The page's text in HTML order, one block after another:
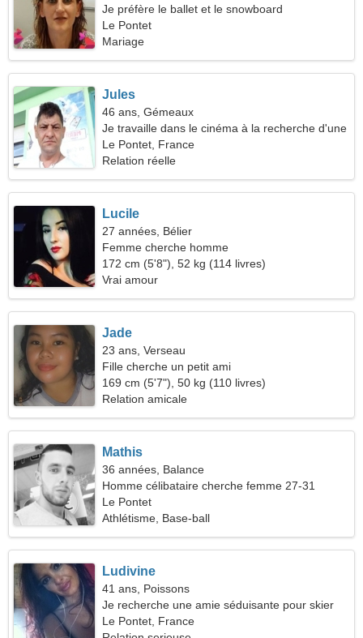
Je préfère le ballet et le snowboard
Le Pontet
Mariage
Jules
46 ans, Gémeaux
Je travaille dans le cinéma à la recherche d'une
femme romantique
Le Pontet, France
Relation réelle
Lucile
27 années, Bélier
Femme cherche homme
172 cm (5'8"), 52 kg (114 livres)
Vrai amour
Jade
23 ans, Verseau
Fille cherche un petit ami
169 cm (5'7"), 50 kg (110 livres)
Relation amicale
Mathis
36 années, Balance
Homme célibataire cherche femme 27-31
Le Pontet
Athlétisme, Base-ball
Ludivine
41 ans, Poissons
Je recherche une amie séduisante pour skier
ensemble
Le Pontet, France